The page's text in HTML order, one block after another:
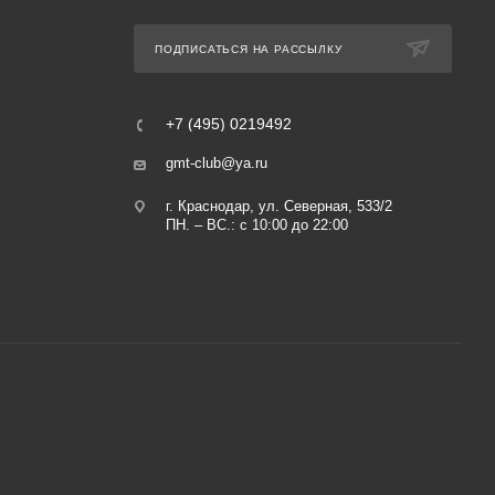
ПОДПИСАТЬСЯ НА РАССЫЛКУ
+7 (495) 0219492
gmt-club@ya.ru
г. Краснодар, ул. Северная, 533/2
ПН. – ВС.: с 10:00 до 22:00